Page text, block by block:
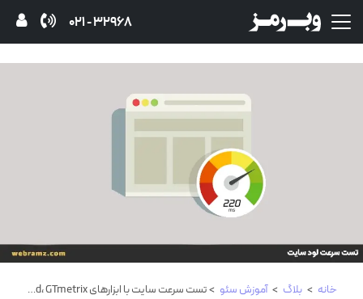
32968 - 021
خانه > بلاگ > آموزش‌ سئو > تست سرعت سایت با ابزارهای PageSpeed، GTmetrix و Pingdom